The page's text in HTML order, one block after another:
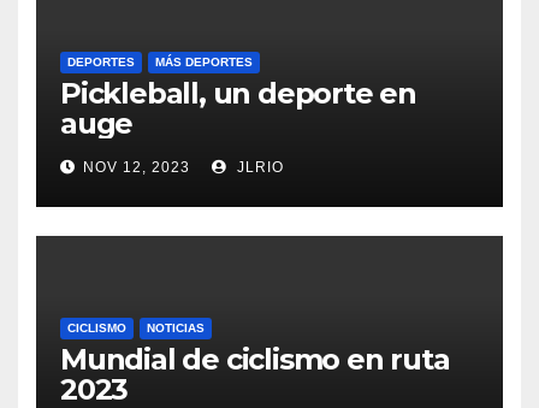
DEPORTES MÁS DEPORTES
Pickleball, un deporte en
auge
NOV 12, 2023 JLRIO
CICLISMO NOTICIAS
Mundial de ciclismo en ruta
2023